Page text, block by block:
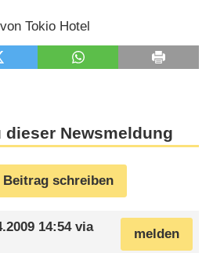
Tokio Hotel
dieser Newsmeldung
Beitrag schreiben
melden
14:54via